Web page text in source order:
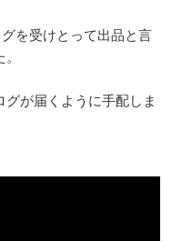
を受けとって出品と言
が届くように手配しま